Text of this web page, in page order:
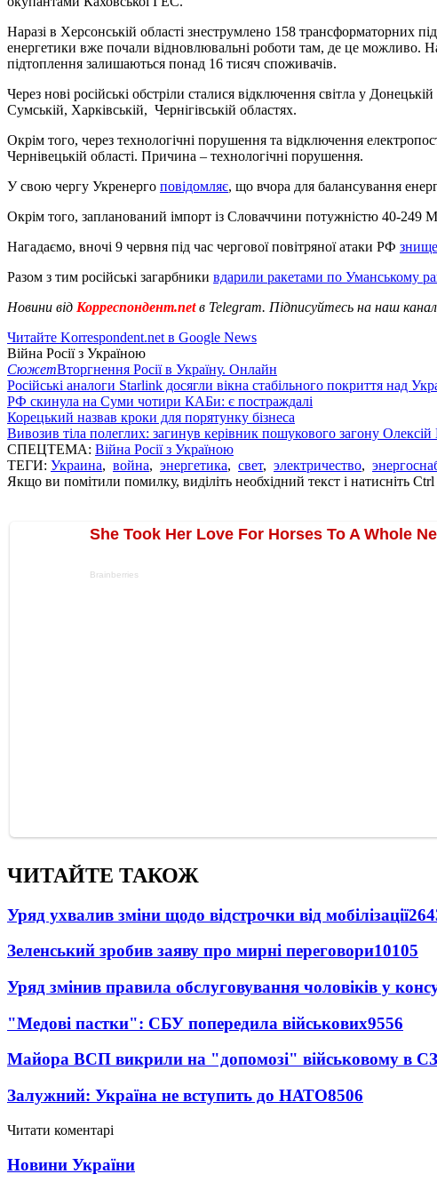
Наразі в Херсонській області знеструмлено 158 трансформаторних
енергетики вже почали відновлювальні роботи там, де це можливо.
підтоплення залишаються понад 16 тисяч споживачів.
Через нові російські обстріли сталися відключення світла у
Сумській, Харківській, Чернігівській областях.
Окрім того, через технологічні порушення та відключення
Чернівецькій області. Причина – технологічні порушення.
У свою чергу Укренерго повідомляє, що вчора для балансування
Окрім того, запланований імпорт із Словаччини потужністю 40-
Нагадаємо, вночі 9 червня під час чергової повітряної атаки РФ
Разом з тим російські загарбники вдарили ракетами по Уманському
Новини від Корреспондент.netв Telegram. Підписуйтесь на наш канал
Читайте Korrespondent.net в Google News
Війна Росії з Україною
СюжетВторгнення Росії в Україну. Онлайн
Російські аналоги Starlink досягли вікна стабільного покриття над
РФ скинула на Суми чотири КАБи: є постраждалі
Корецький назвав кроки для порятунку бізнеса
Вивозив тіла полеглих: загинув керівник пошукового загону
СПЕЦТЕМА: Війна Росії з Україною
ТЕГИ: Украина, война, энергетика, свет, электричество,
Якщо ви помітили помилку, виділіть необхідний текст і натисніть
ЧИТАЙТЕ ТАКОЖ
Уряд ухвалив зміни щодо відстрочки від мобілізації
Зеленський зробив заяву про мирні переговори10105
Уряд змінив правила обслуговування чоловіків у
"Медові пастки": СБУ попередила військових9556
Майора ВСП викрили на "допомозі" військовому в
Залужний: Україна не вступить до НАТО8506
Читати коментарі
Новини України